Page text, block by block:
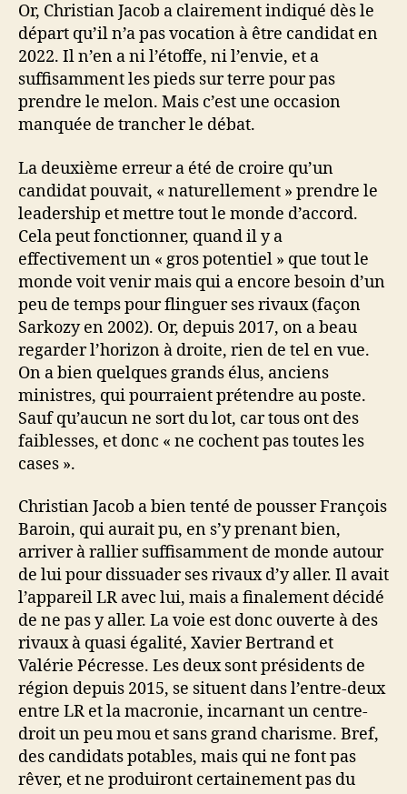
Or, Christian Jacob a clairement indiqué dès le
départ qu’il n’a pas vocation à être candidat en
2022. Il n’en a ni l’étoffe, ni l’envie, et a
suffisamment les pieds sur terre pour pas
prendre le melon. Mais c’est une occasion
manquée de trancher le débat.
La deuxième erreur a été de croire qu’un
candidat pouvait, « naturellement » prendre le
leadership et mettre tout le monde d’accord.
Cela peut fonctionner, quand il y a
effectivement un « gros potentiel » que tout le
monde voit venir mais qui a encore besoin d’un
peu de temps pour flinguer ses rivaux (façon
Sarkozy en 2002). Or, depuis 2017, on a beau
regarder l’horizon à droite, rien de tel en vue.
On a bien quelques grands élus, anciens
ministres, qui pourraient prétendre au poste.
Sauf qu’aucun ne sort du lot, car tous ont des
faiblesses, et donc « ne cochent pas toutes les
cases ».
Christian Jacob a bien tenté de pousser François
Baroin, qui aurait pu, en s’y prenant bien,
arriver à rallier suffisamment de monde autour
de lui pour dissuader ses rivaux d’y aller. Il avait
l’appareil LR avec lui, mais a finalement décidé
de ne pas y aller. La voie est donc ouverte à des
rivaux à quasi égalité, Xavier Bertrand et
Valérie Pécresse. Les deux sont présidents de
région depuis 2015, se situent dans l’entre-deux
entre LR et la macronie, incarnant un centre-
droit un peu mou et sans grand charisme. Bref,
des candidats potables, mais qui ne font pas
rêver, et ne produiront certainement pas du